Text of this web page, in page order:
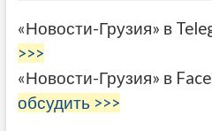
«Новости-Грузия» в
>>>
«Новости-Грузия» в
обсудить >>>